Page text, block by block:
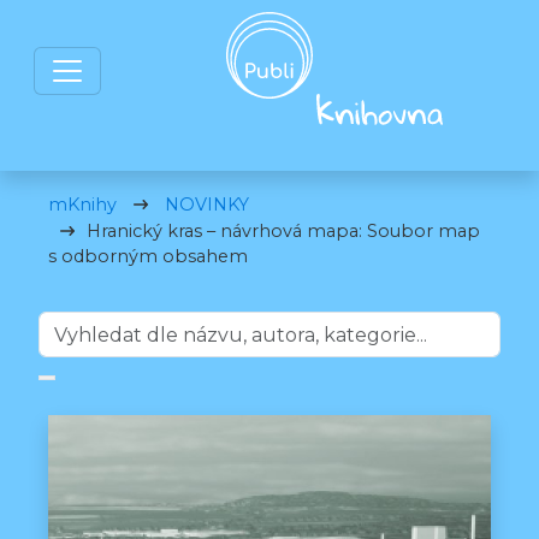
mKnihy
NOVINKY
Hranický kras – návrhová mapa: Soubor map
s odborným obsahem